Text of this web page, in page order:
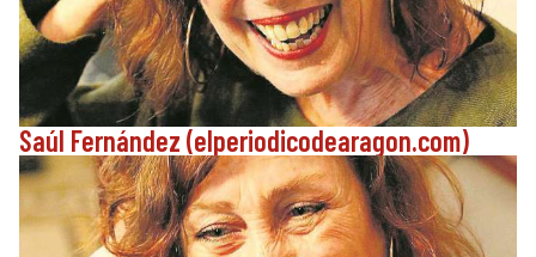
Saúl Fernández (elperiodicodearagon.com)